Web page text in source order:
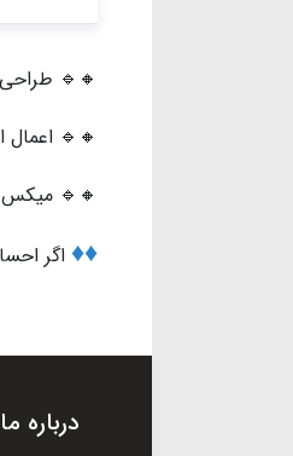
🔸🔹
🔸🔹 اعمال
🔸🔹 میکس
♦️♦️ اگر
درباره